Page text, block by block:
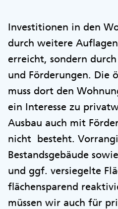
Investitionen in den
durch weitere
erreicht, sondern
und Förderungen. Die
muss dort den
ein Interesse zu
Ausbau auch mit
nicht besteht.
Bestandsgebäude
und ggf. versiegelte
flächensparend
müssen wir auch für